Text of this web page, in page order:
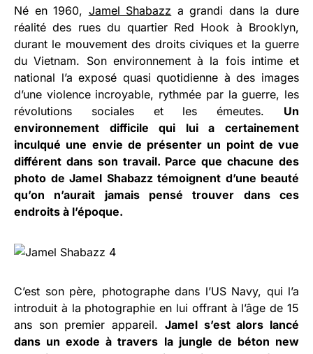
Né en 1960, Jamel Shabazz a grandi dans la dure
réalité des rues du quartier Red Hook à Brooklyn,
durant le mouvement des droits civiques et la guerre
du Vietnam. Son environnement à la fois intime et
national l’a exposé quasi quotidienne à des images
d’une violence incroyable, rythmée par la guerre, les
révolutions sociales et les émeutes. Un
environnement difficile qui lui a certainement
inculqué une envie de présenter un point de vue
différent dans son travail. Parce que chacune des
photo de Jamel Shabazz témoignent d’une beauté
qu’on n’aurait jamais pensé trouver dans ces
endroits à l’époque.
C’est son père, photographe dans l’US Navy, qui l’a
introduit à la photographie en lui offrant à l’âge de 15
ans son premier appareil. Jamel s’est alors lancé
dans un exode à travers la jungle de béton new